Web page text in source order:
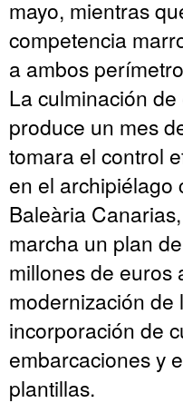
mayo, mientras
competencia
a ambos
La culminación
produce un mes
tomara el control
en el archipiélago
Baleària
marcha un plan
millones de euros
modernización de
incorporación de
embarcaciones y
plantillas.